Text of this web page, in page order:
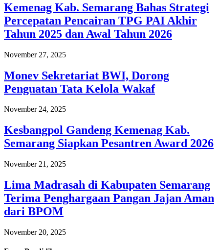
Kemenag Kab. Semarang Bahas Strategi
Percepatan Pencairan TPG PAI Akhir
Tahun 2025 dan Awal Tahun 2026
November 27, 2025
Monev Sekretariat BWI, Dorong
Penguatan Tata Kelola Wakaf
November 24, 2025
Kesbangpol Gandeng Kemenag Kab.
Semarang Siapkan Pesantren Award 2026
November 21, 2025
Lima Madrasah di Kabupaten Semarang
Terima Penghargaan Pangan Jajan Aman
dari BPOM
November 20, 2025